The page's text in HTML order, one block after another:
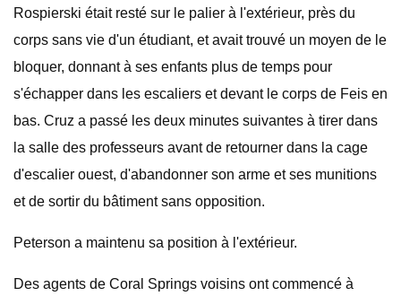
Rospierski était resté sur le palier à l'extérieur, près du
corps sans vie d'un étudiant, et avait trouvé un moyen de le
bloquer, donnant à ses enfants plus de temps pour
s'échapper dans les escaliers et devant le corps de Feis en
bas. Cruz a passé les deux minutes suivantes à tirer dans
la salle des professeurs avant de retourner dans la cage
d'escalier ouest, d'abandonner son arme et ses munitions
et de sortir du bâtiment sans opposition.
Peterson a maintenu sa position à l'extérieur.
Des agents de Coral Springs voisins ont commencé à